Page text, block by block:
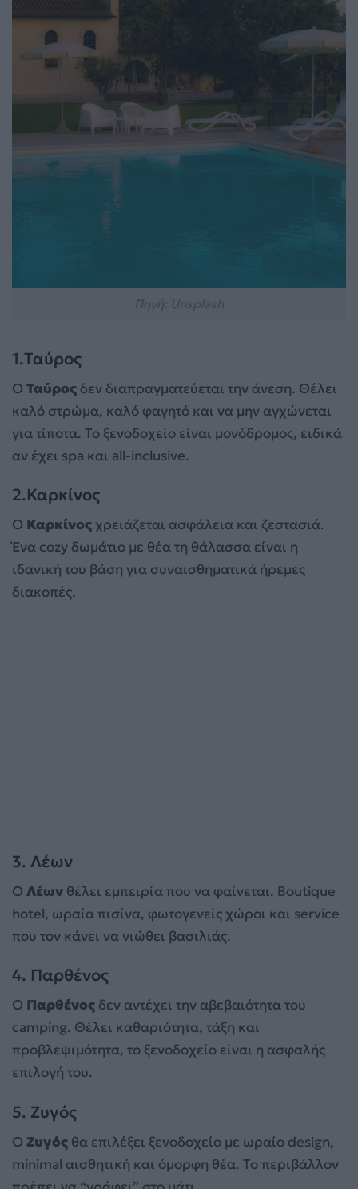
1.Ταύρος
Ο Ταύρος δεν διαπραγματεύεται την άνεση. Θέλει
καλό στρώμα, καλό φαγητό και να μην αγχώνεται
για τίποτα. Το ξενοδοχείο είναι μονόδρομος, ειδικά
αν έχει spa και all-inclusive.
2.Καρκίνος
Ο Καρκίνοςχρειάζεται ασφάλεια και ζεστασιά.
Ένα cozy δωμάτιο με θέα τη θάλασσα είναι η
ιδανική του βάση για συναισθηματικά ήρεμες
διακοπές.
3. Λέων
Ο Λέων θέλει εμπειρία που να φαίνεται. Boutique
hotel, ωραία πισίνα, φωτογενείς χώροι και service
που τον κάνει να νιώθει βασιλιάς.
4. Παρθένος
Ο Παρθένος δεν αντέχει την αβεβαιότητα του
camping. Θέλει καθαριότητα, τάξη και
προβλεψιμότητα, το ξενοδοχείο είναι η ασφαλής
επιλογή του.
5. Ζυγός
Ο Ζυγός θα επιλέξει ξενοδοχείο με ωραίο design,
minimal αισθητική και όμορφη θέα. Το περιβάλλον